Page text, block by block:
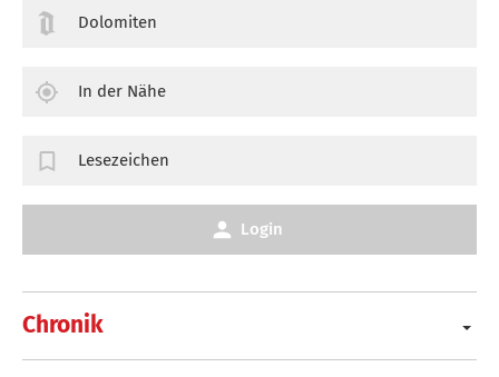
Chronik
Dolomiten
In der Nähe
Lesezeichen
Login